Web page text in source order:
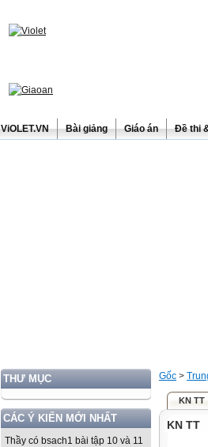
ViOLET.VN Bài giảng Giáo án Đề thi
THƯ MỤC
CÁC Ý KIẾN MỚI NHẤT
Thầy có bsach1 bài tập 10 và 11
Gốc >
KN TT
KN TT